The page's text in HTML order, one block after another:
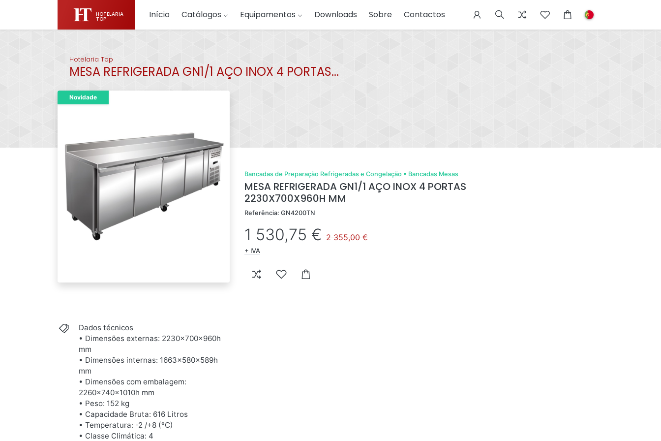
HOTELARIA
TOP Início Catálogos Equipamentos Downloads Sobre Contactos
Hotelaria Top
MESA REFRIGERADA GN1/1 AÇO INOX 4 PORTAS...
Novidade
Bancadas de Preparação Refrigeradas e Congelação • Bancadas Mesas
MESA REFRIGERADA GN1/1 AÇO INOX 4 PORTAS
2230X700X960H MM
Referência: GN4200TN
1 530,75 € 2 355,00 €
+ IVA
Dados técnicos
• Dimensões externas: 2230x700x960h
mm
• Dimensões internas: 1663x580x589h
mm
• Dimensões com embalagem:
2260x740x1010h mm
• Peso: 152 kg
• Capacidade Bruta: 616 Litros
• Temperatura: -2 /+8 (ºC)
• Classe Climática: 4